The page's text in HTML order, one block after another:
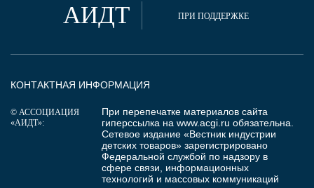
АИДТ ПРИ ПОДДЕРЖКЕ
КОНТАКТНАЯ ИНФОРМАЦИЯ
© АССОЦИАЦИЯ
«АИДТ»:
При перепечатке материалов сайта
гиперссылка на www.acgi.ru обязательна.
Сетевое издание «Вестник индустрии
детских товаров» зарегистрировано
Федеральной службой по надзору в
сфере связи, информационных
технологий и массовых коммуникаций